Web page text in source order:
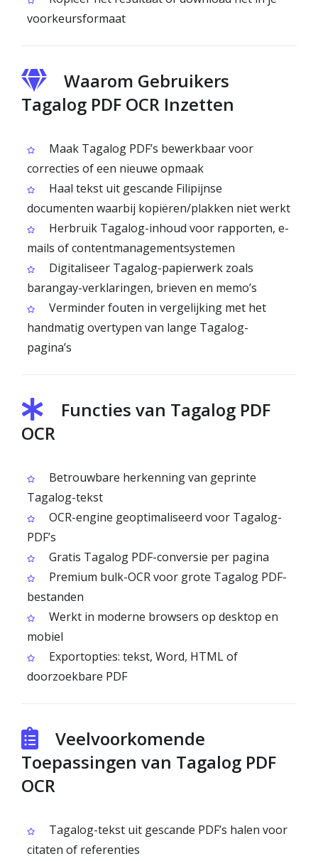
voorkeursformaat
Waarom Gebruikers
Tagalog PDF OCR Inzetten
Maak Tagalog PDF’s bewerkbaar voor
correcties of een nieuwe opmaak
Haal tekst uit gescande Filipijnse
documenten waarbij kopiëren/plakken niet werkt
Herbruik Tagalog-inhoud voor rapporten, e-
mails of contentmanagementsystemen
Digitaliseer Tagalog-papierwerk zoals
barangay-verklaringen, brieven en memo’s
Verminder fouten in vergelijking met het
handmatig overtypen van lange Tagalog-
pagina’s
Functies van Tagalog PDF
OCR
Betrouwbare herkenning van geprinte
Tagalog-tekst
OCR-engine geoptimaliseerd voor Tagalog-
PDF’s
Gratis Tagalog PDF-conversie per pagina
Premium bulk-OCR voor grote Tagalog PDF-
bestanden
Werkt in moderne browsers op desktop en
mobiel
Exportopties: tekst, Word, HTML of
doorzoekbare PDF
Veelvoorkomende
Toepassingen van Tagalog PDF
OCR
Tagalog-tekst uit gescande PDF’s halen voor
citaten of referenties